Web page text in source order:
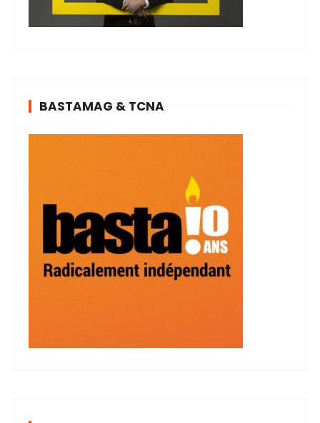
BASTAMAG & TCNA